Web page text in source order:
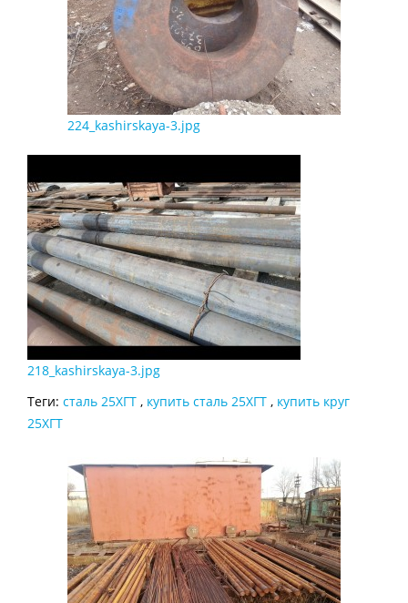
224_kashirskaya-3.jpg
218_kashirskaya-3.jpg
Теги: сталь 25ХГТ , купить сталь 25ХГТ , купить круг
25ХГТ